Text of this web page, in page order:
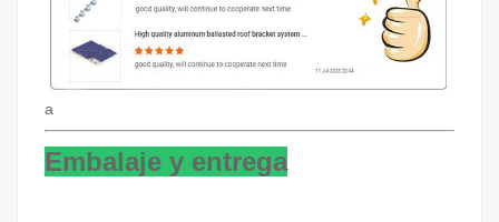
a
Embalaje y entrega